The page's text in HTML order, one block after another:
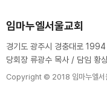
임마누엘서울교회
경기도 광주시 경충대로
당회장 류광수 목사 / 담임 황
Copyright © 2018 임마누엘